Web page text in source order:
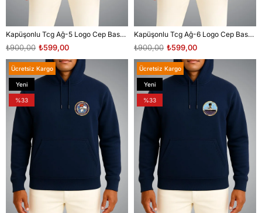
Kapüşonlu Tcg Ağ-5 Logo Cep Baskılı Unisex Sweatshirt
₺599,00
₺900,00
Kapüşonlu Tcg Ağ-6 Logo Cep Baskılı Unisex Sweatshirt
₺599,00
₺900,00
Ücretsiz Kargo
Yeni
Ürün
%33
Ücretsiz Kargo
Yeni
Ürün
%33